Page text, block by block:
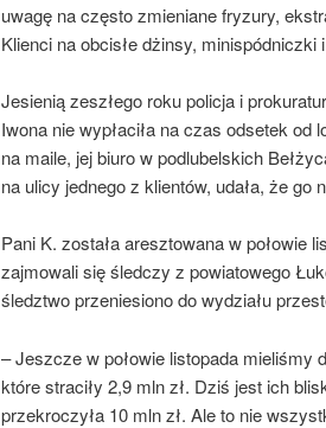
uwagę na często zmieniane fryzury,
Klienci na obcisłe dżinsy, minispódniczki
Jesienią zeszłego roku policja i
Iwona nie wypłaciła na czas odsetek od
na maile, jej biuro w podlubelskich
na ulicy jednego z klientów, udała, że go
Pani K. została aresztowana w połowie
zajmowali się śledczy z powiatowego
śledztwo przeniesiono do wydziału
– Jeszcze w połowie listopada
które straciły 2,9 mln zł. Dziś jest ich
przekroczyła 10 mln zł. Ale to nie